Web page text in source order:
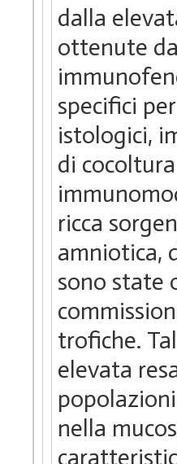
dalla
ottenute
specifici
istologici,
di
ricca
amniotica,
sono state
trofiche.
elevata
nella